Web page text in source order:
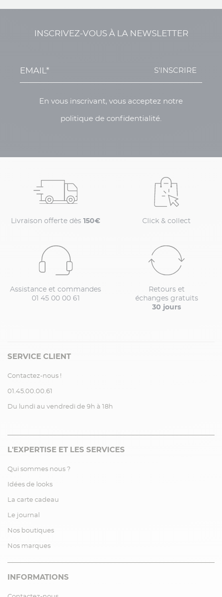
INSCRIVEZ-VOUS À LA NEWSLETTER
S'INSCRIRE
En vous inscrivant, vous acceptez notre
politique de confidentialité.
Livraison offerte dès 150€ Click & collect
Assistance et commandes
01 45 00 00 61
Retours et
échanges gratuits
30 jours
SERVICE CLIENT
Contactez-nous !
01.45.00.00.61
Du lundi au vendredi de 9h à 18h
L'EXPERTISE ET LES SERVICES
Qui sommes nous ?
Idées de looks
La carte cadeau
Le journal
Nos boutiques
Nos marques
INFORMATIONS